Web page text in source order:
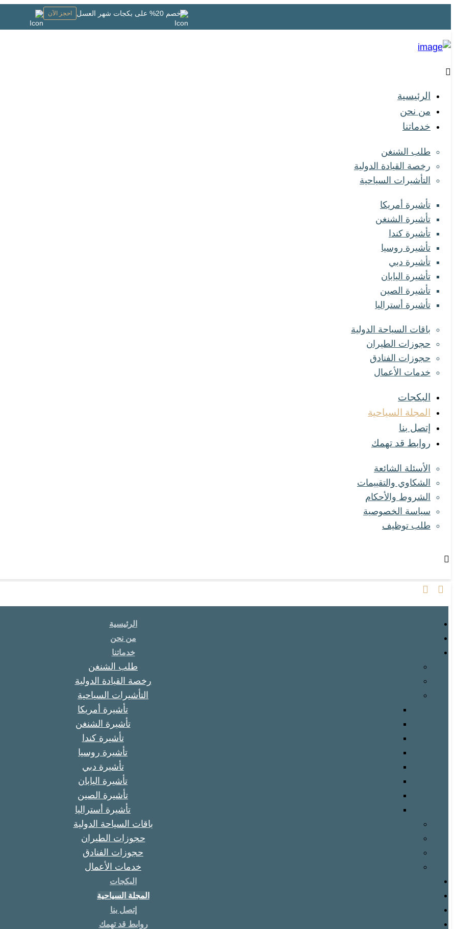
خصم 20% على بكجات شهر العسل احجز الآن
الرئيسية
من نحن
خدماتنا
طلب الشنغن
رخصة القيادة الدولية
التأشيرات السياحية
تأشيرة أمريكا
تأشيرة الشنغن
تأشيرة كندا
تأشيرة روسيا
تأشيرة دبي
تأشيرة اليابان
تأشيرة الصين
تأشيرة أستراليا
باقات السياحة الدولية
حجوزات الطيران
حجوزات الفنادق
خدمات الأعمال
البكجات
المجلة السياحية
إتصل بنا
روابط قد تهمك
الأسئلة الشائعة
الشكاوي والتقييمات
الشروط والأحكام
سياسة الخصوصية
طلب توظيف
الرئيسية
من نحن
خدماتنا
طلب الشنغن
رخصة القيادة الدولية
التأشيرات السياحية
تأشيرة أمريكا
تأشيرة الشنغن
تأشيرة كندا
تأشيرة روسيا
تأشيرة دبي
تأشيرة اليابان
تأشيرة الصين
تأشيرة أستراليا
باقات السياحة الدولية
حجوزات الطيران
حجوزات الفنادق
خدمات الأعمال
البكجات
المجلة السياحية
إتصل بنا
روابط قد تهمك